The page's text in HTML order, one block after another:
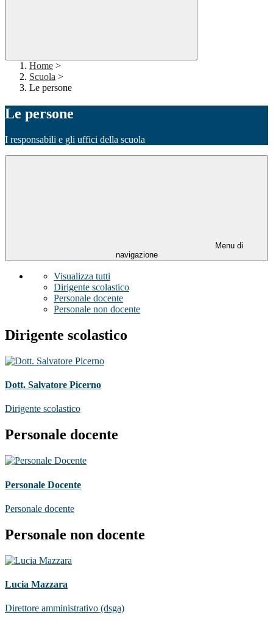
Home >
Scuola >
Le persone
Le persone
I responsabili e gli uffici della scuola
Menu di
navigazione
Visualizza tutti
Dirigente scolastico
Personale docente
Personale non docente
Dirigente scolastico
Dott. Salvatore Picerno
Dirigente scolastico
Personale docente
Personale Docente
Personale docente
Personale non docente
Lucia Mazzara
Direttore amministrativo (dsga)